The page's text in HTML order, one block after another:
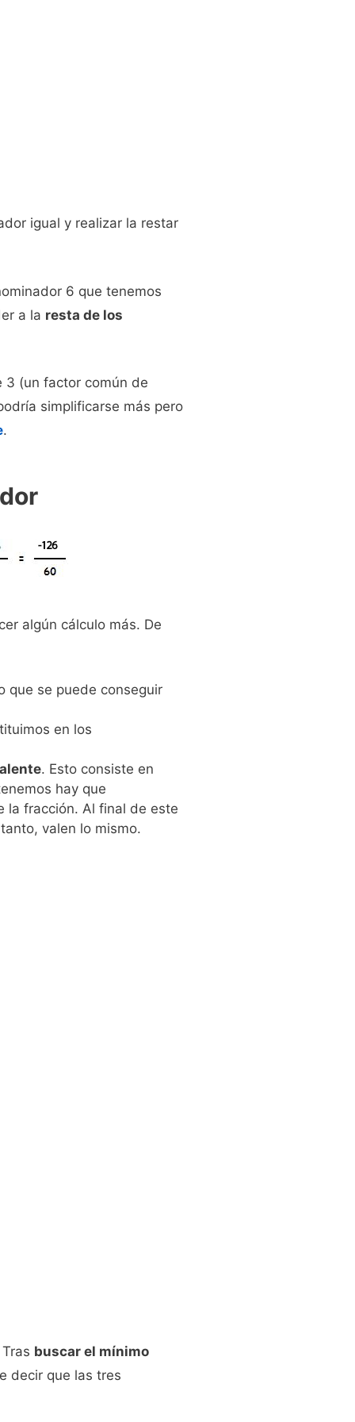
igual y realizar la restar
6 que tenemos
a la resta de los
3 (un factor común de
simplificarse más pero
.
algún cálculo más. De
que se puede conseguir
en los
. Esto consiste en
hay que
la fracción. Al final de este
valen lo mismo.
buscar el mínimo
decir que las tres